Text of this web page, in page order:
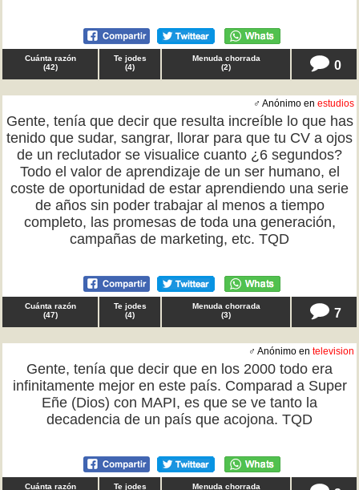
Cuánta razón
(42)
Te jodes
(4)
Menuda chorrada
(2) 0
♂ Anónimo en estudios
Gente, tenía que decir que resulta increíble lo que has
tenido que sudar, sangrar, llorar para que tu CV a ojos
de un reclutador se visualice cuanto ¿6 segundos?
Todo el valor de aprendizaje de un ser humano, el
coste de oportunidad de estar aprendiendo una serie
de años sin poder trabajar al menos a tiempo
completo, las promesas de toda una generación,
campañas de marketing, etc. TQD
Cuánta razón
(47)
Te jodes
(4)
Menuda chorrada
(3) 7
♂ Anónimo en television
Gente, tenía que decir que en los 2000 todo era
infinitamente mejor en este país. Comparad a Super
Eñe (Dios) con MAPI, es que se ve tanto la
decadencia de un país que acojona. TQD
Cuánta razón Te jodes Menuda chorrada